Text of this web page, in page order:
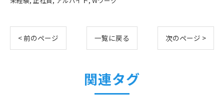
< 前のページ 一覧に戻る 次のページ >
関連タグ